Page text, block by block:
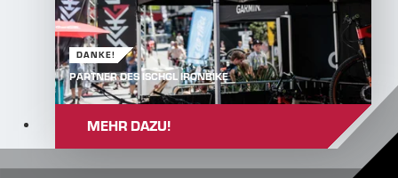
DANKE!
PARTNER DES ISCHGL IRONBIKE
MEHR DAZU!